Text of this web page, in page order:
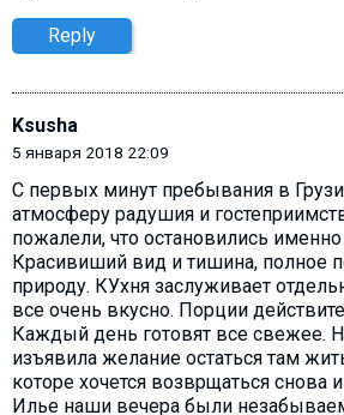
Reply
Ksusha
5 января 2018 22:09
С первых минут пребывания в
атмосферу радушия и
пожалели, что остановились
Красивиший вид и тишина, полное
природу. КУхня заслуживает
все очень вкусно. Порции
Каждый день готовят все свежее.
изъявила желание остаться там
которе хочется возврщаться снова
Илье наши вечера были